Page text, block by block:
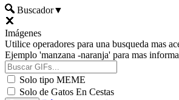
Buscador▼
Imágenes
Utilice operadores para una busqueda mas
Ejemplo 'manzana -naranja' para mas
Solo tipo MEME
Solo de Gatos En Cestas